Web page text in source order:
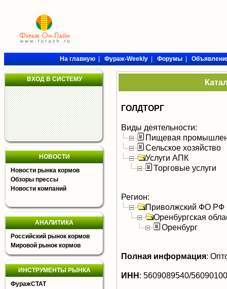
На главную|Фураж-Weekly|Форумы|
ВХОД В СИСТЕМУ
НОВОСТИ
Новости рынка кормов
Обзоры прессы
Новости компаний
АНАЛИТИКА
Российский рынок кормов
Мировой рынок кормов
ИНСТРУМЕНТЫ РЫНКА
ФуражСТАТ
ГОЛДТОРГ
Виды деятельности:
Пищевая
Сельское хозяйство
Услуги АПК
Торговые услуги
Регион:
Приволжский ФО РФ
Оренбургская
Оренбург
Полная информация:
ИНН: 5609089540/